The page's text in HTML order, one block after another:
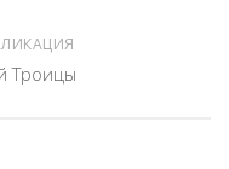
Троицы